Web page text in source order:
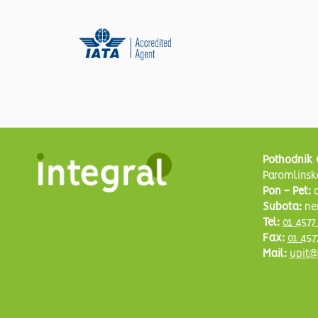
Pothodnik
Pon - Pet:
Subota:
Tel: 01
Fax: 01
Mail: